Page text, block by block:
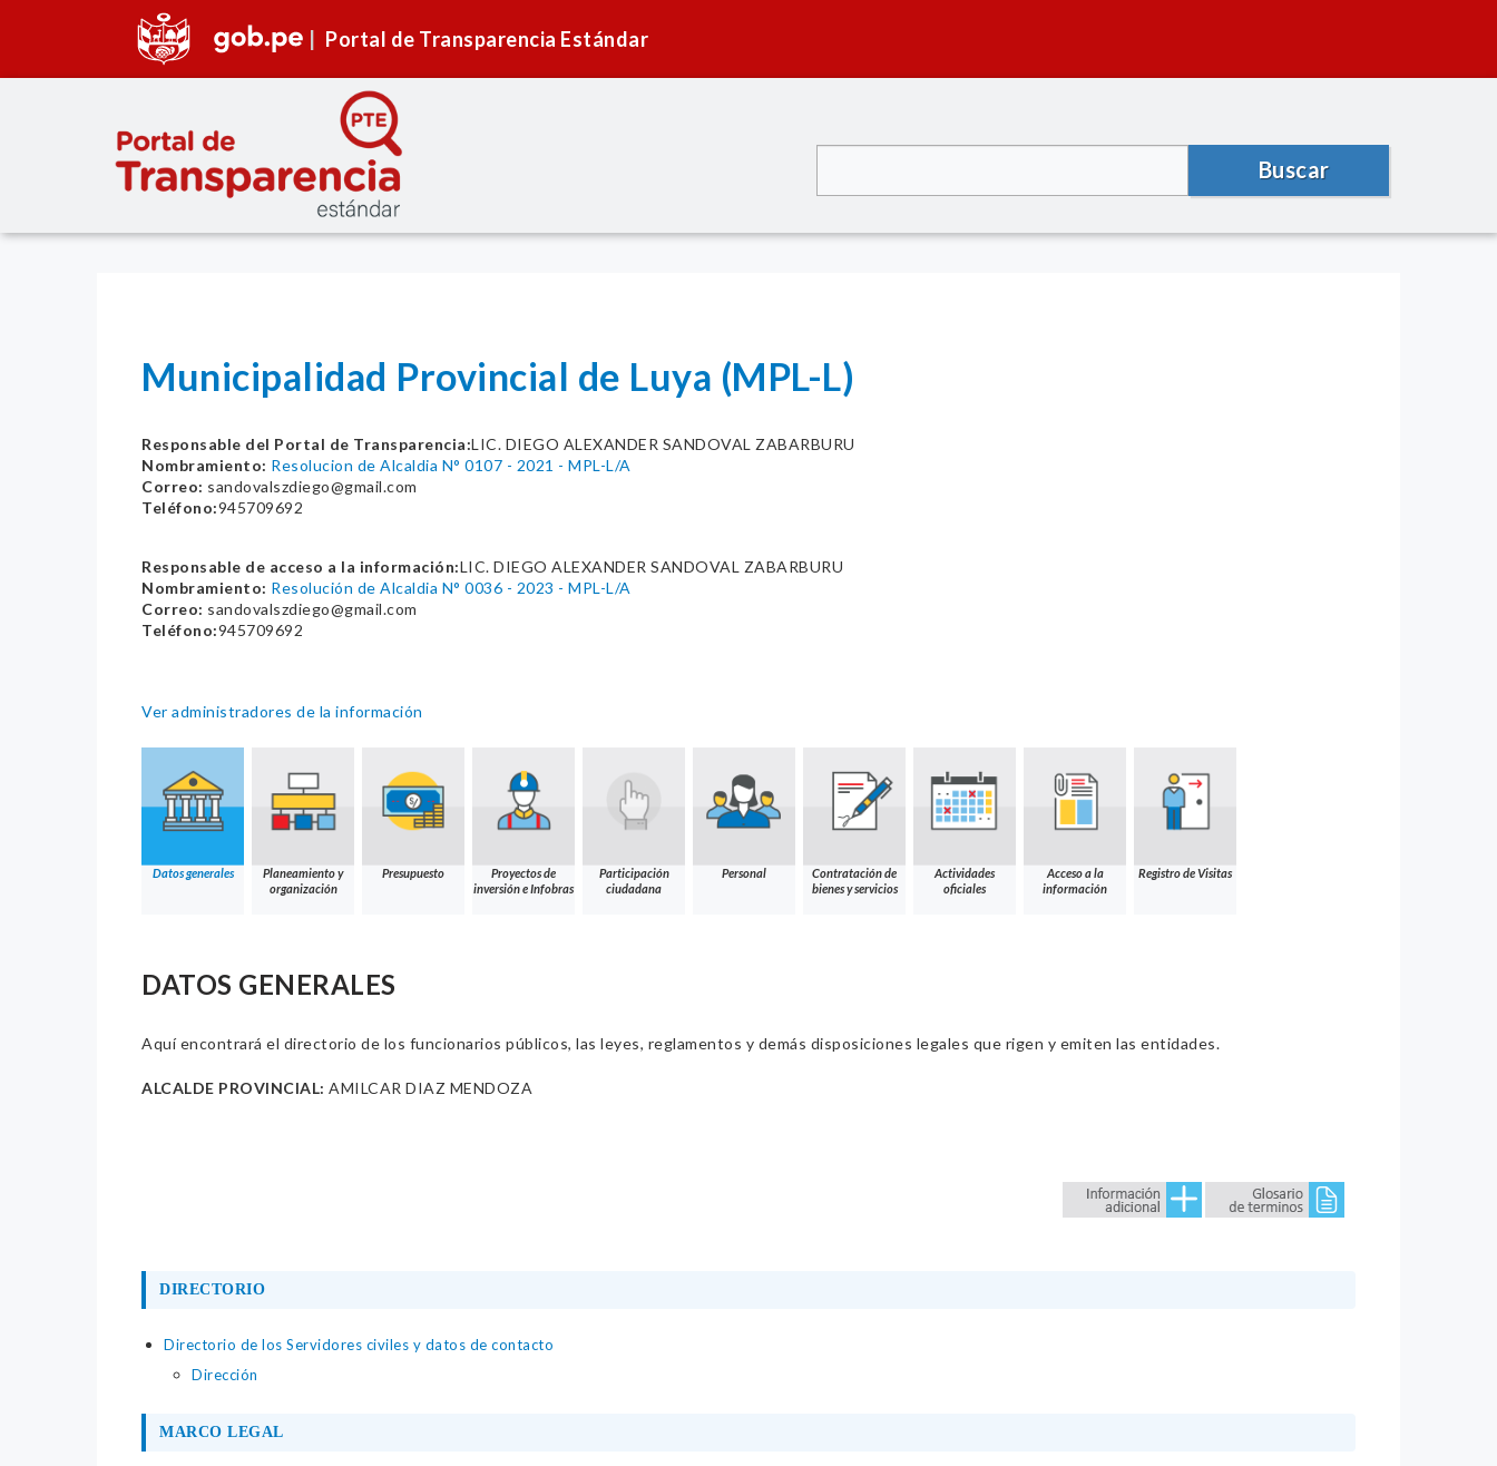
Portal de Transparencia Estándar
Buscar
Municipalidad Provincial de Luya (MPL-L)
Responsable del Portal de Transparencia:LIC. DIEGO ALEXANDER SANDOVAL ZABARBURU
Nombramiento: Resolucion de Alcaldia N° 0107 - 2021 - MPL-L/A
Correo: sandovalszdiego@gmail.com
Teléfono:945709692
Responsable de acceso a la información:LIC. DIEGO ALEXANDER SANDOVAL ZABARBURU
Nombramiento: Resolución de Alcaldia N° 0036 - 2023 - MPL-L/A
Correo: sandovalszdiego@gmail.com
Teléfono:945709692
Ver administradores de la información
Datos generales
Planeamiento y
organización
Presupuesto
Proyectos de
inversión e Infobras
Participación
ciudadana
Personal
Contratación de
bienes y servicios
Actividades
oficiales
Acceso a la
información
Registro de Visitas
DATOS GENERALES
Aquí encontrará el directorio de los funcionarios públicos, las leyes, reglamentos y demás disposiciones legales que rigen y emiten las entidades.
ALCALDE PROVINCIAL: AMILCAR DIAZ MENDOZA
DIRECTORIO
Directorio de los Servidores civiles y datos de contacto
Dirección
MARCO LEGAL